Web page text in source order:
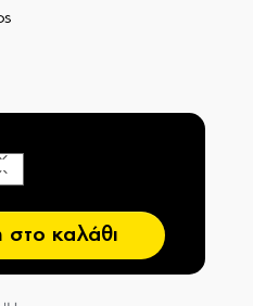
+
καλάθι